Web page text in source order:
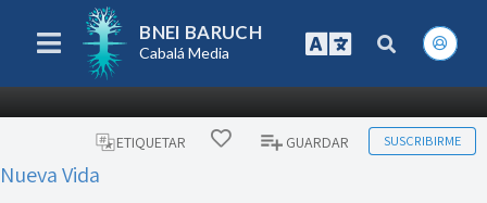
BNEI BARUCH
Cabalá Media
ETIQUETAR GUARDAR SUSCRIBIRME
Nueva Vida